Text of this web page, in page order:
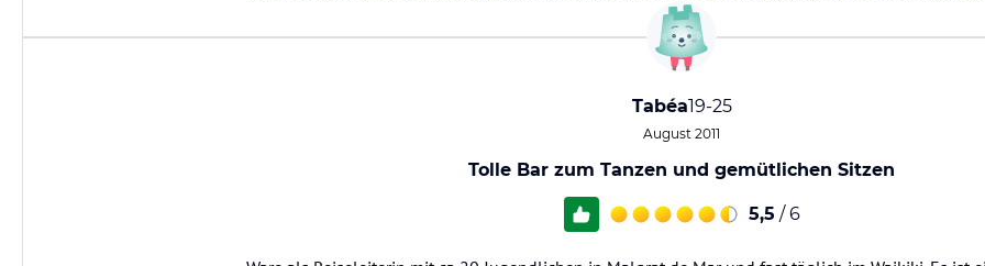
Tabéa19-25
August 2011
Tolle Bar zum Tanzen und gemütlichen Sitzen
5,5 / 6